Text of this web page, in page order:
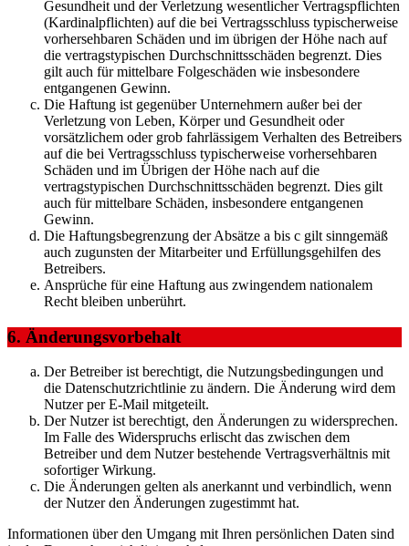
Gesundheit und der Verletzung wesentlicher Vertragspflichten
(Kardinalpflichten) auf die bei Vertragsschluss typischerweise
vorhersehbaren Schäden und im übrigen der Höhe nach auf
die vertragstypischen Durchschnittsschäden begrenzt. Dies
gilt auch für mittelbare Folgeschäden wie insbesondere
entgangenen Gewinn.
Die Haftung ist gegenüber Unternehmern außer bei der
Verletzung von Leben, Körper und Gesundheit oder
vorsätzlichem oder grob fahrlässigem Verhalten des Betreibers
auf die bei Vertragsschluss typischerweise vorhersehbaren
Schäden und im Übrigen der Höhe nach auf die
vertragstypischen Durchschnittsschäden begrenzt. Dies gilt
auch für mittelbare Schäden, insbesondere entgangenen
Gewinn.
Die Haftungsbegrenzung der Absätze a bis c gilt sinngemäß
auch zugunsten der Mitarbeiter und Erfüllungsgehilfen des
Betreibers.
Ansprüche für eine Haftung aus zwingendem nationalem
Recht bleiben unberührt.
6. Änderungsvorbehalt
Der Betreiber ist berechtigt, die Nutzungsbedingungen und
die Datenschutzrichtlinie zu ändern. Die Änderung wird dem
Nutzer per E-Mail mitgeteilt.
Der Nutzer ist berechtigt, den Änderungen zu widersprechen.
Im Falle des Widerspruchs erlischt das zwischen dem
Betreiber und dem Nutzer bestehende Vertragsverhältnis mit
sofortiger Wirkung.
Die Änderungen gelten als anerkannt und verbindlich, wenn
der Nutzer den Änderungen zugestimmt hat.
Informationen über den Umgang mit Ihren persönlichen Daten sind